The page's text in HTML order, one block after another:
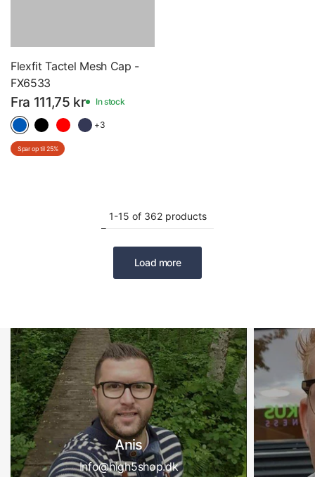
Flexfit Tactel Mesh Cap -
FX6533
Fra 111,75 kr In stock
+3
Spar op til 25%
1-15 of 362 products
Load more
Anis
Info@high5shop.dk